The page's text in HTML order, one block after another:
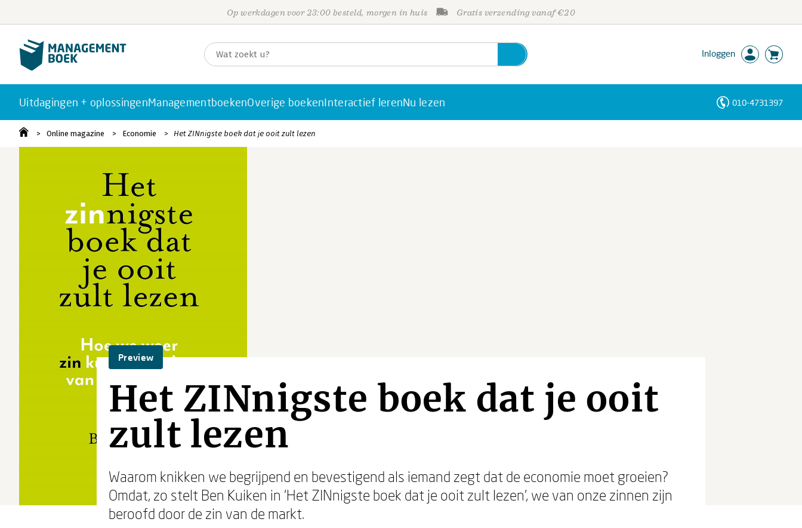
Op werkdagen voor 23:00 besteld, morgen in huis Gratis verzending vanaf €20
Inloggen
Uitdagingen + oplossingenManagementboekenOverige boekenInteractief lerenNu lezen 010-4731397
Online magazine Economie Het ZINnigste boek dat je ooit zult lezen
Preview
Het ZINnigste boek dat je ooit
zult lezen
Waarom knikken we begrijpend en bevestigend als iemand zegt dat de economie moet groeien?
Omdat, zo stelt Ben Kuiken in ‘Het ZINnigste boek dat je ooit zult lezen’, we van onze zinnen zijn
beroofd door de zin van de markt.
Personen